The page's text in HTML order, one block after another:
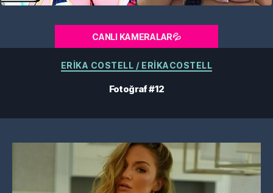
CANLI KAMERALAR💦
Kategoriler
ERIKA COSTELL / ERIKACOSTELL
Fotoğraf #12